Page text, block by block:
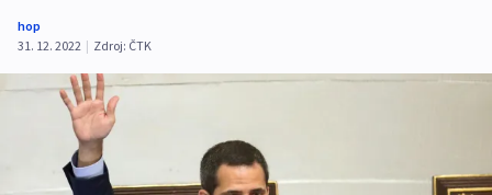
hop
31. 12. 2022 | Zdroj: ČTK